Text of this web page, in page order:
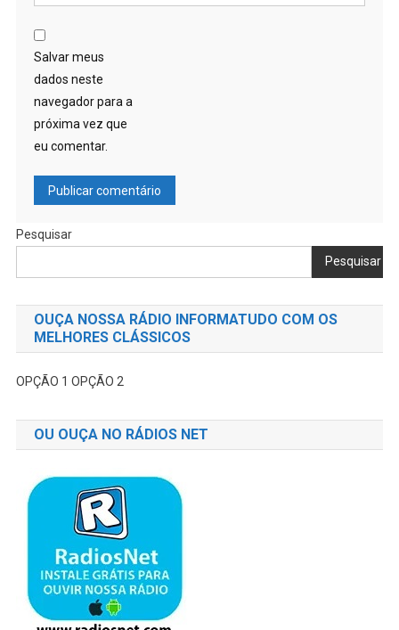
Salvar meus
dados neste
navegador para a
próxima vez que
eu comentar.
Pesquisar
Pesquisar
OUÇA NOSSA RÁDIO INFORMATUDO COM OS
MELHORES CLÁSSICOS
OPÇÃO 1 OPÇÃO 2
OU OUÇA NO RÁDIOS NET